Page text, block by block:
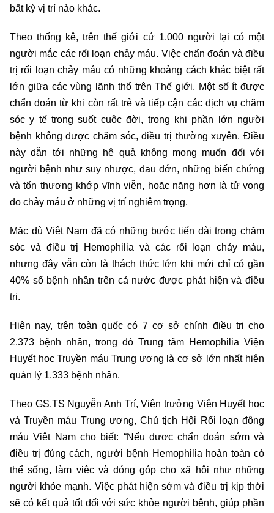
bất kỳ vị trí nào khác.
Theo thống kê, trên thế giới cứ 1.000 người lại có một
người mắc các rối loạn chảy máu. Việc chẩn đoán và điều
trị rối loạn chảy máu có những khoảng cách khác biệt rất
lớn giữa các vùng lãnh thổ trên Thế giới. Một số ít được
chẩn đoán từ khi còn rất trẻ và tiếp cận các dịch vụ chăm
sóc y tế trong suốt cuộc đời, trong khi phần lớn người
bệnh không được chăm sóc, điều trị thường xuyên. Điều
này dẫn tới những hệ quả không mong muốn đối với
người bệnh như suy nhược, đau đớn, những biến chứng
và tổn thương khớp vĩnh viễn, hoặc nặng hơn là tử vong
do chảy máu ở những vị trí nghiêm trọng.
Mặc dù Việt Nam đã có những bước tiến dài trong chăm
sóc và điều trị Hemophilia và các rối loạn chảy máu,
nhưng đây vẫn còn là thách thức lớn khi mới chỉ có gần
40% số bệnh nhân trên cả nước được phát hiện và điều
trị.
Hiện nay, trên toàn quốc có 7 cơ sở chính điều trị cho
2.373 bệnh nhân, trong đó Trung tâm Hemophilia Viện
Huyết học Truyền máu Trung ương là cơ sở lớn nhất hiện
quản lý 1.333 bệnh nhân.
Theo GS.TS Nguyễn Anh Trí, Viện trưởng Viện Huyết học
và Truyền máu Trung ương, Chủ tịch Hội Rối loạn đông
máu Việt Nam cho biết: “Nếu được chẩn đoán sớm và
điều trị đúng cách, người bệnh Hemophilia hoàn toàn có
thể sống, làm việc và đóng góp cho xã hội như những
người khỏe mạnh. Việc phát hiện sớm và điều trị kịp thời
sẽ có kết quả tốt đối với sức khỏe người bệnh, giúp phần